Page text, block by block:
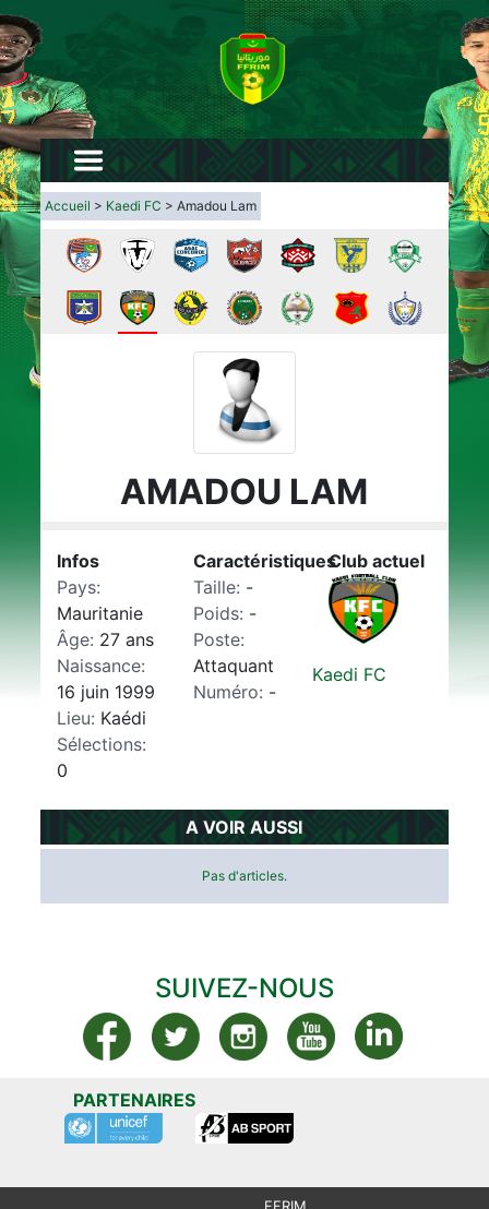
Accueil > Kaedi FC > Amadou Lam
AMADOU LAM
Infos
Pays:
Mauritanie
Âge: 27 ans
Naissance:
16 juin 1999
Lieu: Kaédi
Sélections:
0
Caractéristiques
Taille: -
Poids: -
Poste:
Attaquant
Numéro: -
Club actuel
Kaedi FC
A VOIR AUSSI
Pas d'articles.
SUIVEZ-NOUS
PARTENAIRES
FFRIM